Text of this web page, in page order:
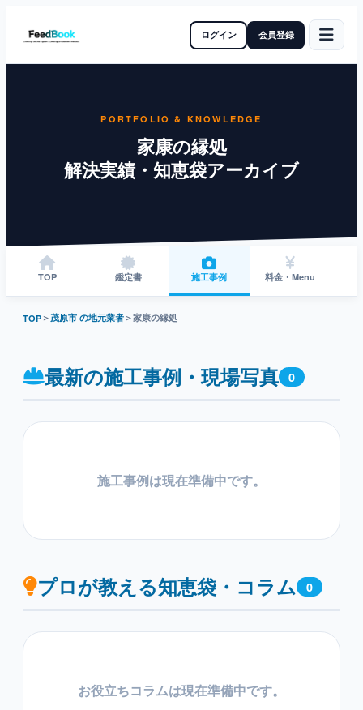
ログイン 会員登録
PORTFOLIO & KNOWLEDGE
家康の縁処
解決実績・知恵袋アーカイブ
TOP 鑑定書 施工事例 料金・Menu
TOP＞ 茂原市 の地元業者＞家康の縁処
最新の施工事例・現場写真 0
施工事例は現在準備中です。
プロが教える知恵袋・コラム 0
お役立ちコラムは現在準備中です。